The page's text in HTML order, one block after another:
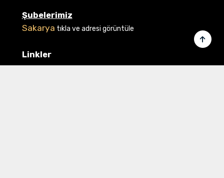
Şubelerimiz
Sakarya tıkla ve adresi görüntüle
Linkler